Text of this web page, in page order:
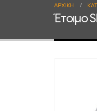
ΑΡΧΙΚΉ
Έτοιμο